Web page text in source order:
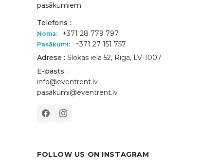
pasākumiem.
Telefons :
Noma: +371 28 779 797
Pasākumi:
+371 27 151 757
Adrese : Slokas iela 52, Rīga, LV-1007
E-pasts :
info@eventrent.lv
pasakumi@eventrent.lv
FOLLOW US ON INSTAGRAM